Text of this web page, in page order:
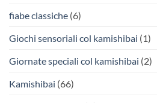
fiabe classiche (6)
Giochi sensoriali col kamishibai (1)
Giornate speciali col kamishibai (2)
Kamishibai (66)